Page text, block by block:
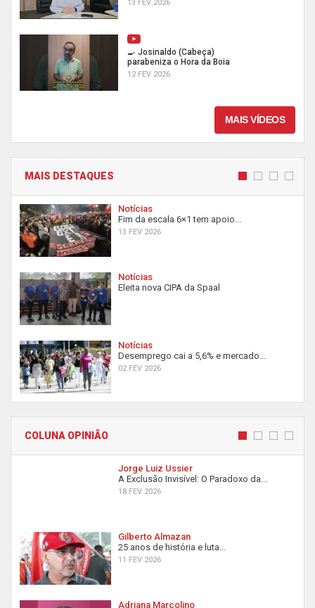
13 FEV 2026
🍳 Josinaldo (Cabeça)
parabeniza o Hora da Boia
12 FEV 2026
MAIS VÍDEOS
MAIS DESTAQUES
Notícias
Fim da escala 6×1 tem apoio...
13 FEV 2026
Notícias
Eleita nova CIPA da Spaal
Notícias
Desemprego cai a 5,6% e mercado...
02 FEV 2026
COLUNA OPINIÃO
Jorge Luiz Ussier
A Exclusão Invisível: O Paradoxo da...
18 FEV 2026
Gilberto Almazan
25 anos de história e luta...
11 FEV 2026
Adriana Marcolino